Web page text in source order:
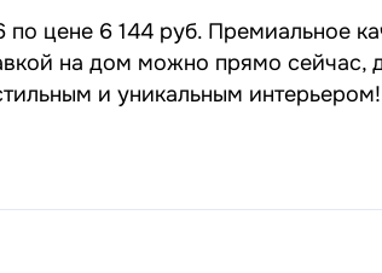
цене 6 144 руб. Премиальное
на дом можно прямо
и уникальным интерьером!